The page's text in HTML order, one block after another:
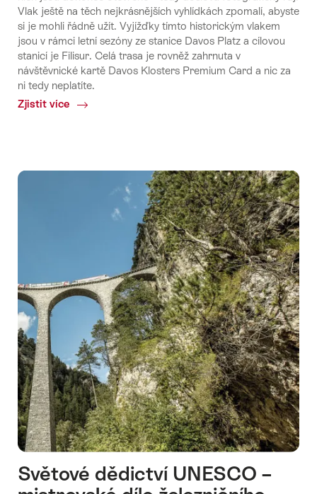
Vlak ještě na těch nejkrásnějších vyhlídkách zpomalí, abyste
si je mohli řádně užít. Vyjížďky tímto historickým vlakem
jsou v rámci letní sezóny ze stanice Davos Platz a cílovou
stanicí je Filisur. Celá trasa je rovněž zahrnuta v
návštěvnické kartě Davos Klosters Premium Card a nic za
ni tedy neplatíte.
Zjistit více
Common.Of
Světové dědictví UNESCO –